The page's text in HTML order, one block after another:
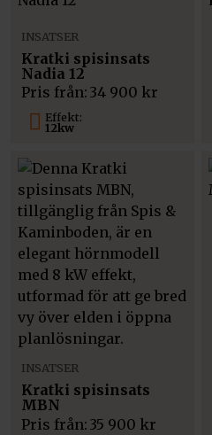
Effekt:
12kw
INSATSER
Kratki spisinsats
Nadia 12
Pris från: 34 900 kr
INSATSER
Kratki spisinsats
MBN
Pris från: 35 900 kr